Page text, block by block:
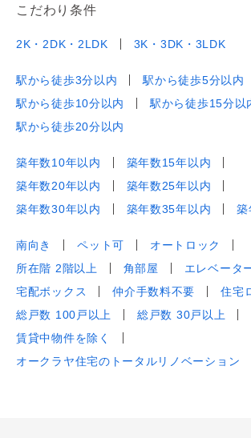
こだわり条件
2K・2DK・2LDK 3K・3DK・3LDK
駅から徒歩3分以内
駅から徒歩5分以内
駅から徒歩10分以内
駅から徒歩15分以
駅から徒歩20分以内
築年数10年以内
築年数15年以内
築年数20年以内
築年数25年以内
築年数30年以内
築年数35年以内 築
南向き ペット可
オートロック
所在階 2階以上
角部屋
エレベータ
宅配ボックス
仲介手数料不要
住宅
総戸数 100戸以上
総戸数 30戸以上
賃貸中物件を除く
オークラヤ住宅のトータルリノベーション